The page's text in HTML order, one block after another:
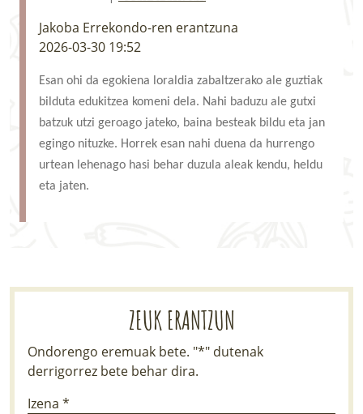
AZOKA
Jakoba Errekondo-ren erantzuna
2026-03-30 19:52
Esan ohi da egokiena loraldia zabaltzerako ale guztiak
bilduta edukitzea komeni dela. Nahi baduzu ale gutxi
batzuk utzi geroago jateko, baina besteak bildu eta jan
egingo nituzke. Horrek esan nahi duena da hurrengo
urtean lehenago hasi behar duzula aleak kendu, heldu
eta jaten.
ZEUK ERANTZUN
Ondorengo eremuak bete. "*" dutenak
derrigorrez bete behar dira.
Izena *